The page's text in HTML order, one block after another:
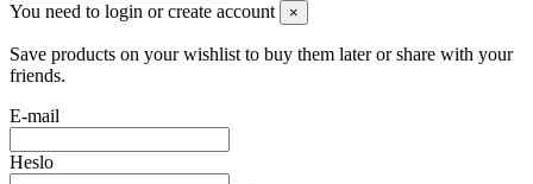
You need to login or create account ×
Save products on your wishlist to buy them later or share with your
friends.
E-mail
Heslo